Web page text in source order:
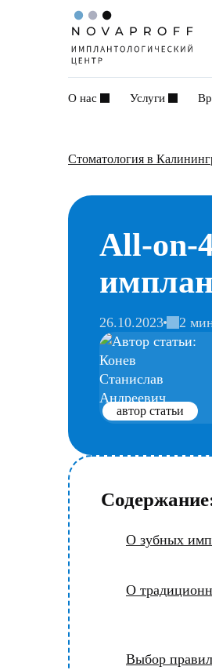
О нас Услуги
Стоматология в
All-on-
26.10.2023 2
автор статьи
О зубных
О
Выбор